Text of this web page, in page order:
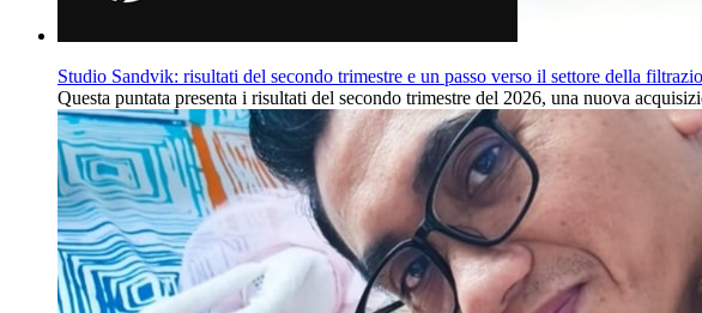
Studio Sandvik: risultati del secondo trimestre e un passo verso il settore della
Questa puntata presenta i risultati del secondo trimestre del 2026, una nuova